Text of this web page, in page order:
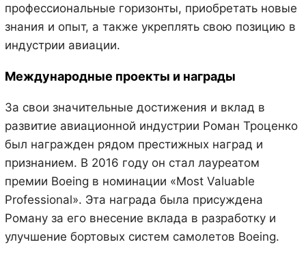
профессиональные горизонты, приобретать новые
знания и опыт, а также укреплять свою позицию в
индустрии авиации.
Международные проекты и награды
За свои значительные достижения и вклад в
развитие авиационной индустрии Роман Троценко
был награжден рядом престижных наград и
признанием. В 2016 году он стал лауреатом
премии Boeing в номинации «Most Valuable
Professional». Эта награда была присуждена
Роману за его внесение вклада в разработку и
улучшение бортовых систем самолетов Boeing.